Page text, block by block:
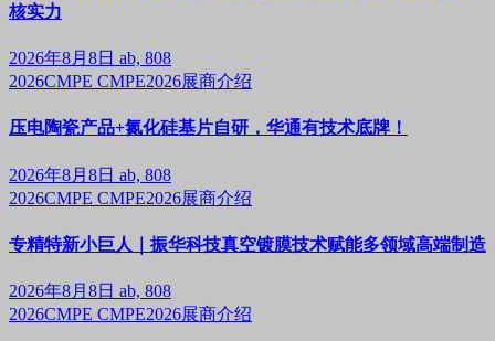
核实力
2026年8月8日 ab, 808
2026CMPE CMPE2026展商介绍
压电陶瓷产品+氮化硅基片自研，华通有技术底牌！
2026年8月8日 ab, 808
2026CMPE CMPE2026展商介绍
专精特新小巨人｜振华科技真空镀膜技术赋能多领域高端制造
2026年8月8日 ab, 808
2026CMPE CMPE2026展商介绍